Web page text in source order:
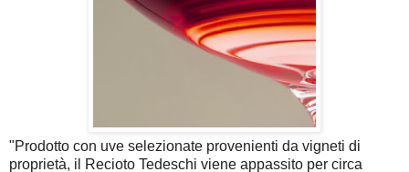
"Prodotto con uve selezionate provenienti da vigneti di
proprietà, il Recioto Tedeschi viene appassito per circa